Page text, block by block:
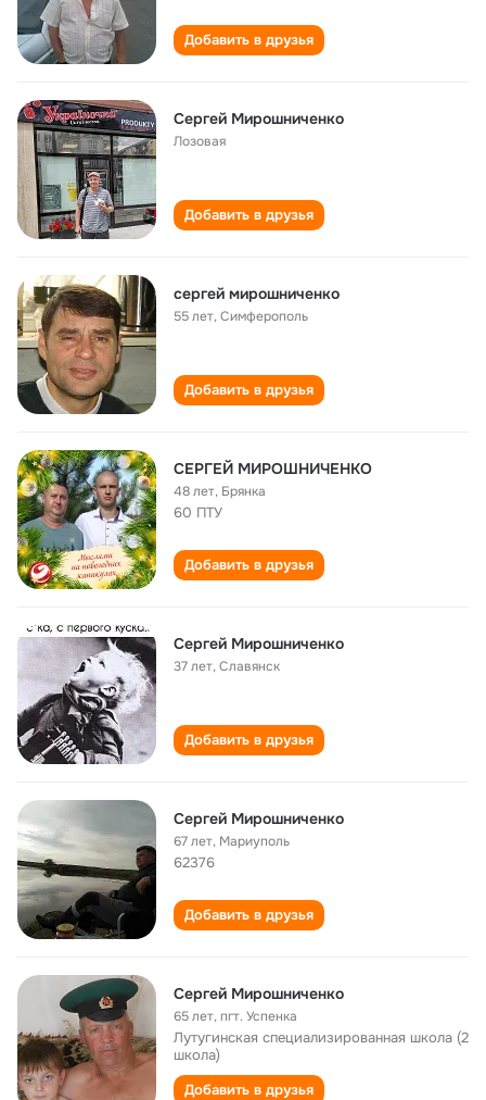
Добавить в друзья
Сергей Мирошниченко
Лозовая
Добавить в друзья
сергей мирошниченко
55 лет,Симферополь
Добавить в друзья
СЕРГЕЙ МИРОШНИЧЕНКО
48 лет, Брянка
60 ПТУ
Добавить в друзья
Сергей Мирошниченко
37 лет,Славянск
Добавить в друзья
Сергей Мирошниченко
67 лет, Мариуполь
62376
Добавить в друзья
Сергей Мирошниченко
65 лет,пгт. Успенка
Лутугинская специализированная школа (2
школа)
Добавить в друзья